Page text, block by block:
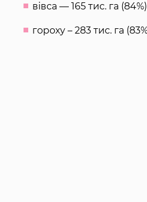
вівса — 165 тис. га
гороху – 283 тис. га